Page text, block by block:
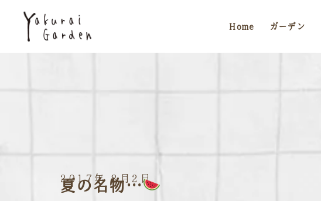
Home ガーデン
2017年 8月2日
夏の名物…